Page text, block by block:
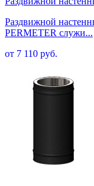
Раздвижной
PERMETER служи...
от 7 110 руб.